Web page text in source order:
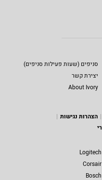
סניפים (שעות פעילות סניפים)
יצירת קשר
About Ivory
הצהרות נגישות
Logitech
Corsair
Bosch